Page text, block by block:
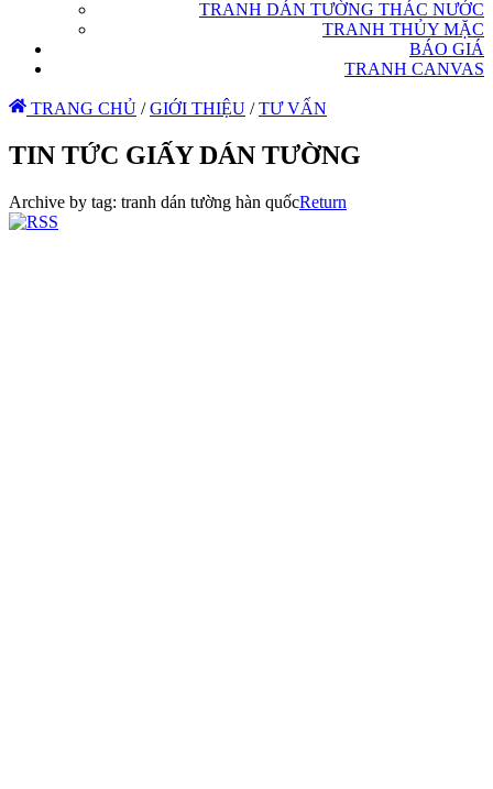
TRANH DÁN TƯỜNG THÁC NƯỚC
TRANH THỦY MẶC
BÁO GIÁ
TRANH CANVAS
TRANG CHỦ / GIỚI THIỆU / TƯ VẤN
TIN TỨC GIẤY DÁN TƯỜNG
Archive by tag: tranh dán tường hàn quốcReturn